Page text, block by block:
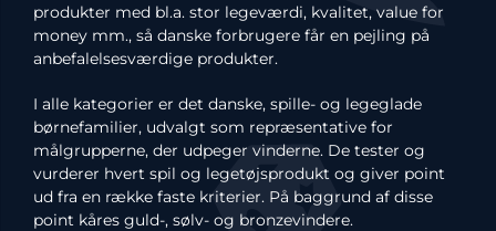
produkter med bl.a. stor legeværdi, kvalitet, value for
money mm., så danske forbrugere får en pejling på
anbefalelsesværdige produkter.
I alle kategorier er det danske, spille- og legeglade
børnefamilier, udvalgt som repræsentative for
målgrupperne, der udpeger vinderne. De tester og
vurderer hvert spil og legetøjsprodukt og giver point
ud fra en række faste kriterier. På baggrund af disse
point kåres guld-, sølv- og bronzevindere.